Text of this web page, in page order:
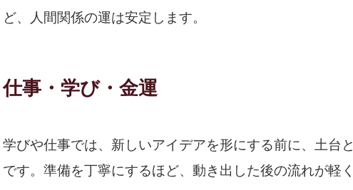
ど、人間関係の運は安定します。
仕事・学び・金運
学びや仕事では、新しいアイデアを形にする前に、土台
です。準備を丁寧にするほど、動き出した後の流れが軽く